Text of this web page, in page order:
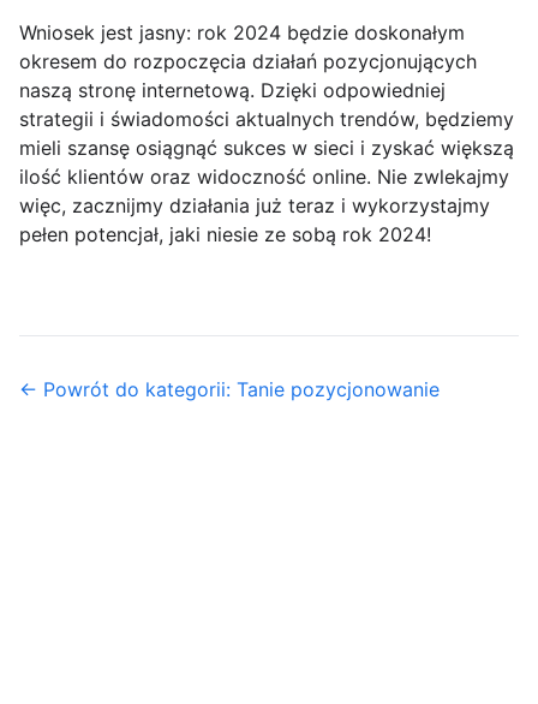
Wniosek jest jasny: rok 2024 będzie doskonałym
okresem do rozpoczęcia działań pozycjonujących
naszą stronę internetową. Dzięki odpowiedniej
strategii i świadomości aktualnych trendów, będziemy
mieli szansę osiągnąć sukces w sieci i zyskać większą
ilość klientów oraz widoczność online. Nie zwlekajmy
więc, zacznijmy działania już teraz i wykorzystajmy
pełen potencjał, jaki niesie ze sobą rok 2024!
← Powrót do kategorii: Tanie pozycjonowanie